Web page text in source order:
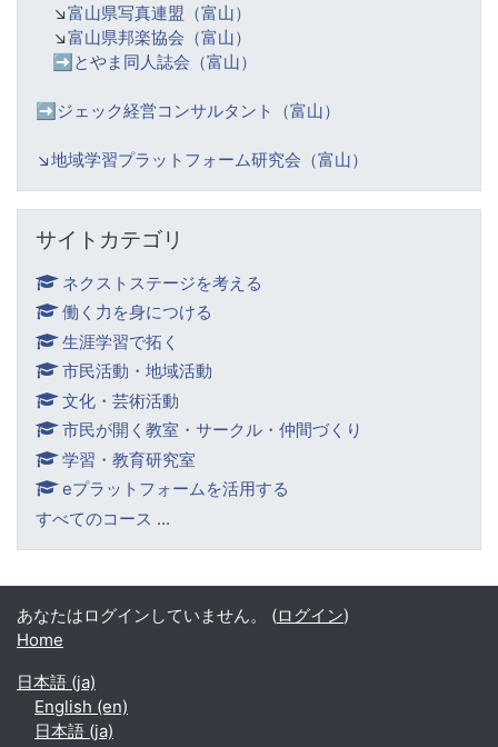
↘️富山県写真連盟（富山）
↘️富山県邦楽協会（富山）
➡️ とやま同人誌会（富山）
➡️ジェック経営コンサルタント（富山）
↘️地域学習プラットフォーム研究会（富山）
サイトカテゴリ
ネクストステージを考える
働く力を身につける
生涯学習で拓く
市民活動・地域活動
文化・芸術活動
市民が開く教室・サークル・仲間づくり
学習・教育研究室
eプラットフォームを活用する
すべてのコース ...
あなたはログインしていません。 (ログイン)
Home
日本語 ‎(ja)‎
English ‎(en)‎
日本語 ‎(ja)‎